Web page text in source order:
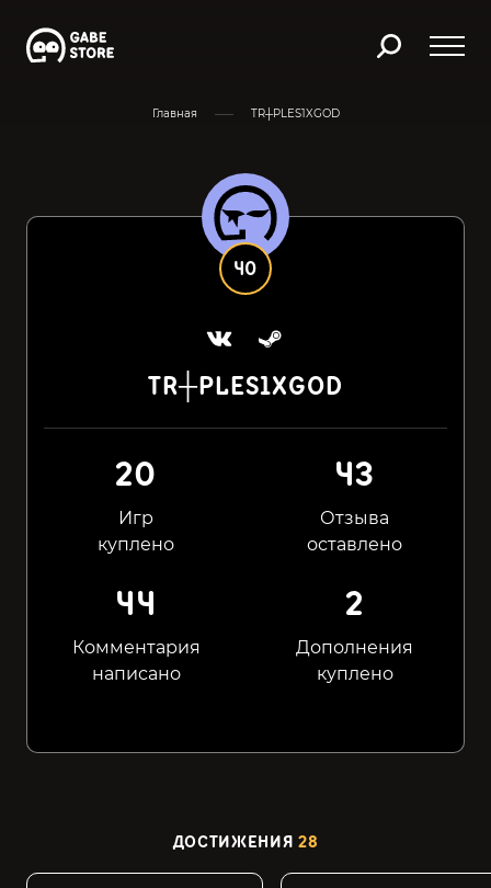
Главная TR┼PLES1XGOD
40
TR┼PLES1XGOD
20
Игр
куплено
43
Отзыва
оставлено
44
Комментария
написано
2
Дополнения
куплено
ДОСТИЖЕНИЯ 28